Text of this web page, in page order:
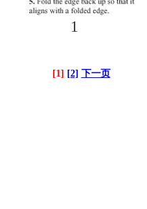
1
[1] [2] 下一页